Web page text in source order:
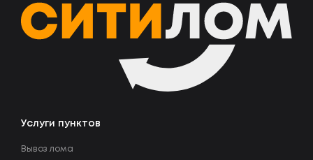
Услуги пунктов
Вывоз лома